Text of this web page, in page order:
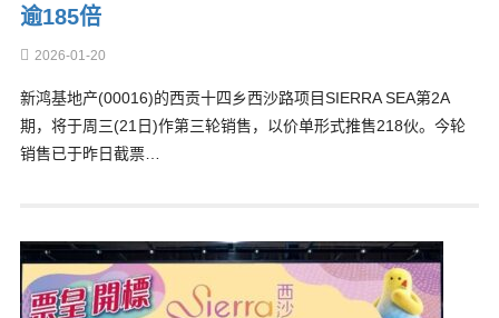
逾185倍
2026-01-20
新鸿基地产(00016)的西贡十四乡西沙路项目SIERRA SEA第2A
期，将于周三(21日)作第三轮销售，以价单形式推售218伙。今轮
销售已于昨日截票…